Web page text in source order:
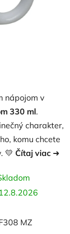
nápojom v
330 ml.
charakter,
komu chcete
💛 Čítaj viac ➜
12.8.2026
MZ